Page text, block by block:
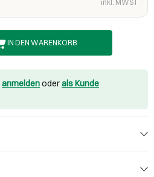
inkl. MWST
IN DEN WARENKORB
anmeldenoderals Kunde